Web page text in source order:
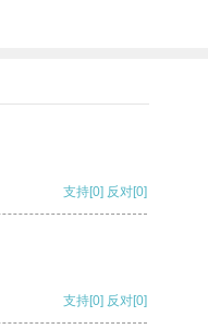
支持[0] 反对[0]
支持[0] 反对[0]